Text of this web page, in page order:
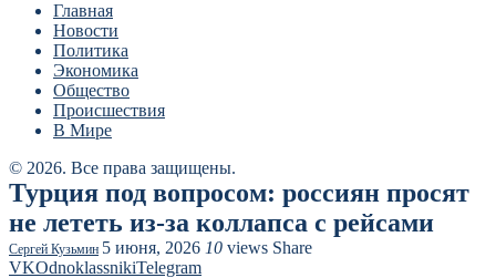
Главная
Новости
Политика
Экономика
Общество
Происшествия
В Мире
© 2026. Все права защищены.
Турция под вопросом: россиян просят
не лететь из-за коллапса с рейсами
Сергей Кузьмин 5 июня, 2026 10 views Share
VKOdnoklassnikiTelegram